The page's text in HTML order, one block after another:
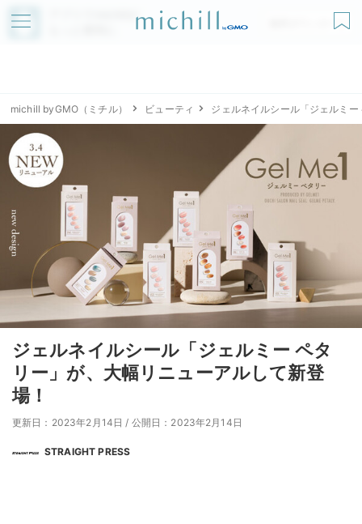
アプリでmichillが
無料ダウンロード
michill byGMO（ミチル） ビューティ ジェルネイルシール「ジェルミ
ジェルネイルシール「ジェルミー ペタ
リー」が、大幅リニューアルして新登
場！
更新日：2023年2月14日 / 公開日：2023年2月14日
STRAIGHT PRESS